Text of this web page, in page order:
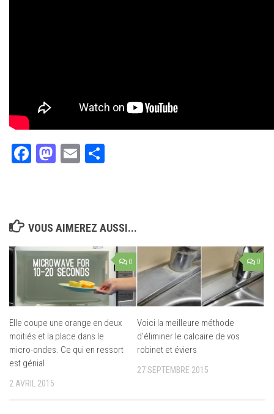
Facebook
Mastodon
Email
VOUS AIMEREZ AUSSI...
0
Elle coupe une orange en deux
moitiés et la place dans le
micro-ondes. Ce qui en ressort
est génial
2 AVRIL 2015
0
Voici la meilleure méthode
d’éliminer le calcaire de vos
robinet et éviers
27 SEPTEMBRE 2015